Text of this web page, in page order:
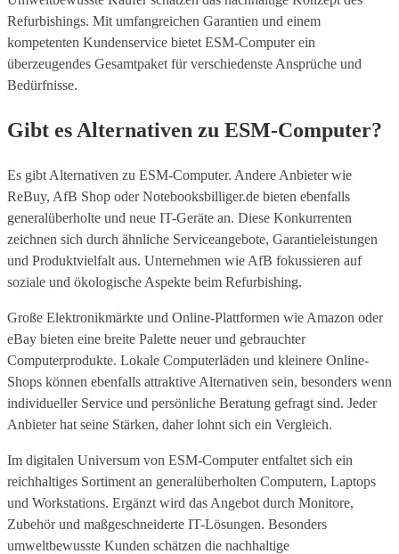
Refurbishings. Mit umfangreichen Garantien und einem
kompetenten Kundenservice bietet ESM-Computer ein
überzeugendes Gesamtpaket für verschiedenste Ansprüche und
Bedürfnisse.
Gibt es Alternativen zu ESM-Computer?
Es gibt Alternativen zu ESM-Computer. Andere Anbieter wie
ReBuy, AfB Shop oder Notebooksbilliger.de bieten ebenfalls
generalüberholte und neue IT-Geräte an. Diese Konkurrenten
zeichnen sich durch ähnliche Serviceangebote, Garantieleistungen
und Produktvielfalt aus. Unternehmen wie AfB fokussieren auf
soziale und ökologische Aspekte beim Refurbishing.
Große Elektronikmärkte und Online-Plattformen wie Amazon oder
eBay bieten eine breite Palette neuer und gebrauchter
Computerprodukte. Lokale Computerläden und kleinere Online-
Shops können ebenfalls attraktive Alternativen sein, besonders wenn
individueller Service und persönliche Beratung gefragt sind. Jeder
Anbieter hat seine Stärken, daher lohnt sich ein Vergleich.
Im digitalen Universum von ESM-Computer entfaltet sich ein
reichhaltiges Sortiment an generalüberholten Computern, Laptops
und Workstations. Ergänzt wird das Angebot durch Monitore,
Zubehör und maßgeschneiderte IT-Lösungen. Besonders
umweltbewusste Kunden schätzen die nachhaltige